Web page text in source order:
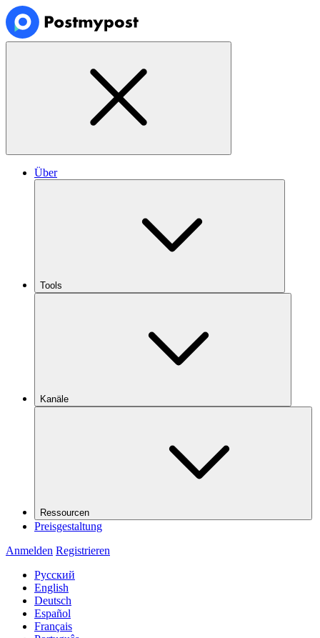
Über
Tools
Kanäle
Ressourcen
Preisgestaltung
Anmelden Registrieren
Русский
English
Deutsch
Español
Français